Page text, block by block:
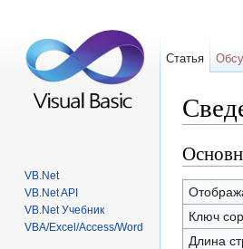
Ключ
Длина
Статья
VB.Net
VB.Net API
VB.Net Учебник
VBA/Excel/Access/Word